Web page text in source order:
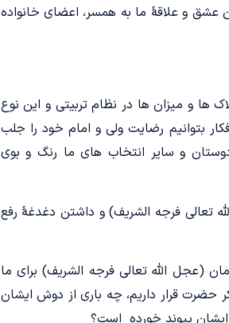
و علاقۀ ما به همسر، اعضای خانواده
ها و میزان ها در نظام تربیتی و این نوع
بتوانیم رضایت ولی و امام خود را جلب
و سایر انتخاب های ما رنگ و بوی
تعالی فرجه الشریف) و داشتن دغدغۀ رفع
(عجل الله تعالی فرجه الشریف) برای ما
حضرت قرار داریم، چه باری از دوش ایشان